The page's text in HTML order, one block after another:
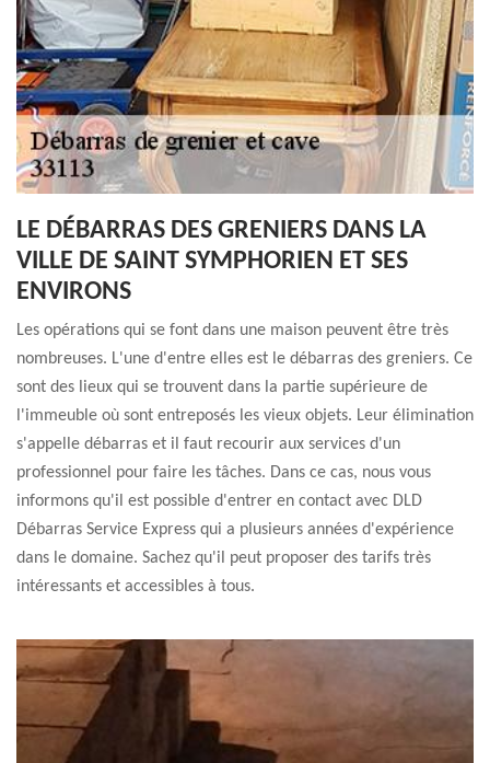
LE DÉBARRAS DES GRENIERS DANS LA
VILLE DE SAINT SYMPHORIEN ET SES
ENVIRONS
Les opérations qui se font dans une maison peuvent être très
nombreuses. L'une d'entre elles est le débarras des greniers. Ce
sont des lieux qui se trouvent dans la partie supérieure de
l'immeuble où sont entreposés les vieux objets. Leur élimination
s'appelle débarras et il faut recourir aux services d'un
professionnel pour faire les tâches. Dans ce cas, nous vous
informons qu'il est possible d'entrer en contact avec DLD
Débarras Service Express qui a plusieurs années d'expérience
dans le domaine. Sachez qu'il peut proposer des tarifs très
intéressants et accessibles à tous.